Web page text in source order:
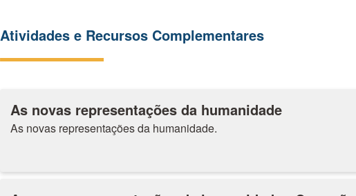
Atividades e Recursos Complementares
As novas representações da humanidade
As novas representações da humanidade.